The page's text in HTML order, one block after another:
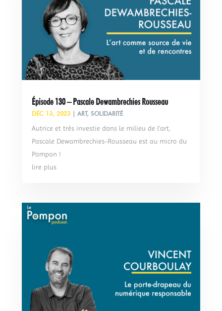
Épisode 130 – Pascale Dewambrechies Rousseau
DÉC 13, 2023| ART, SOLIDARITÉ
Autrice et très investie dans le milieu de l’art,
Pascale Dewambrechies-Rousseau est au micro du
Pompon !
lire plus